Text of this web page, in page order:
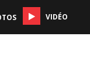
VIDÉO